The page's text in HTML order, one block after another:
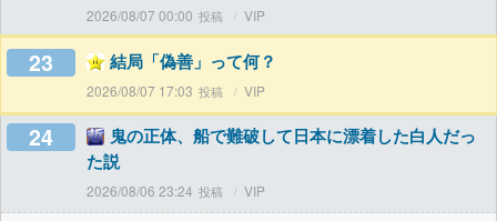
2026/08/07 00:00 VIP
23 結局「偽善」って何？
2026/08/07 17:03 VIP
24
鬼の正体、船で難破して日本に漂着した白人だっ
た説
2026/08/06 23:24 VIP